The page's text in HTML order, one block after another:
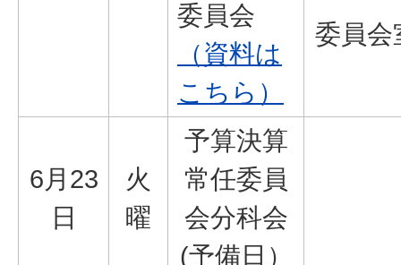
委員会
（資料は
こちら）
委員会
6月23
日
火
曜
予算決算
常任委員
会分科会
(予備日）